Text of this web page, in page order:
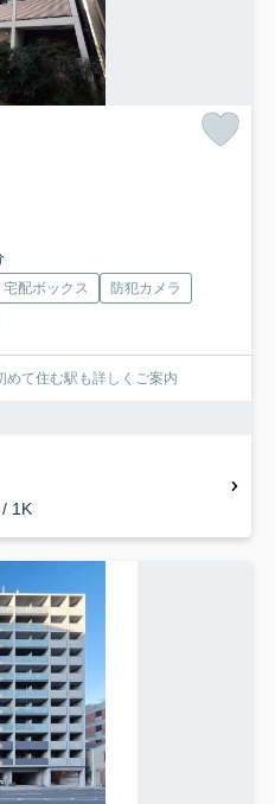
宅配ボックス
防犯カメラ
めて住む駅も詳しくご案内
1K